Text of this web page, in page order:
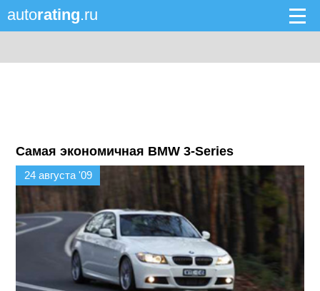
autorating.ru
Самая экономичная BMW 3-Series
24 августа '09